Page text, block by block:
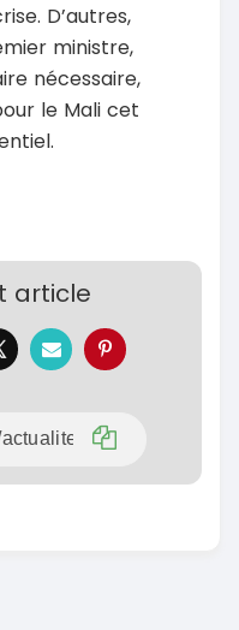
D’autres,
ministre,
nécessaire,
le Mali cet
article